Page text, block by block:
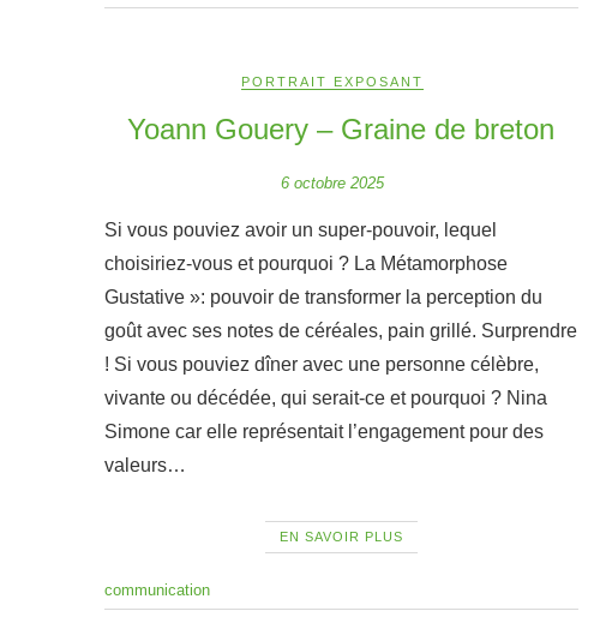
PORTRAIT EXPOSANT
Yoann Gouery – Graine de breton
6 octobre 2025
Si vous pouviez avoir un super-pouvoir, lequel
choisiriez-vous et pourquoi ? La Métamorphose
Gustative »: pouvoir de transformer la perception du
goût avec ses notes de céréales, pain grillé. Surprendre
! Si vous pouviez dîner avec une personne célèbre,
vivante ou décédée, qui serait-ce et pourquoi ? Nina
Simone car elle représentait l’engagement pour des
valeurs…
EN SAVOIR PLUS
communication